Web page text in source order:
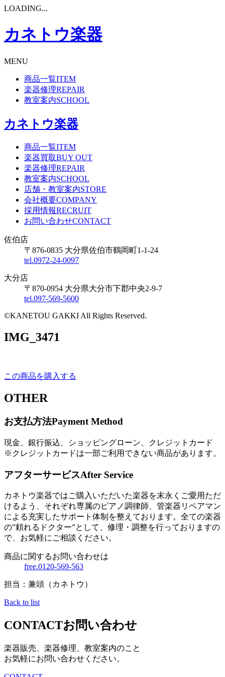
LOADING...
カネトウ楽器
MENU
商品一覧ITEM
楽器修理REPAIR
教室案内SCHOOL
カネトウ楽器
商品一覧ITEM
楽器買取BUY OUT
楽器修理REPAIR
教室案内SCHOOL
店舗・教室案内STORE
会社概要COMPANY
採用情報RECRUIT
お問い合わせCONTACT
佐伯店
〒876-0835 大分県佐伯市鶴岡町1-1-24
tel.0972-24-0097
大分店
〒870-0954 大分県大分市下郡中央2-9-7
tel.097-569-5600
©KANETOU GAKKI All Rights Reserved.
IMG_3471
この商品を購入する
OTHER
お支払方法Payment Method
現金、銀行振込、ショッピングローン、クレジットカード
※クレジットカードは一部ご利用できない商品があります。
アフターサービスAfter Service
カネトウ楽器ではご購入いただいた楽器を末永くご愛用ただ
けるよう、それぞれ専属のピアノ調律師、管楽器リペアマン
による充実したサポート体制を整えております。全ての楽器
の”頼れるドクター”として、修理・調整を行っておりますの
で、お気軽にご相談ください。
商品に関するお問い合わせは
free.0120-569-563
担当：兼頭（カネトウ）
Back to list
CONTACTお問い合わせ
楽器販売、楽器修理、教室案内のこと
お気軽にお問い合わせください。